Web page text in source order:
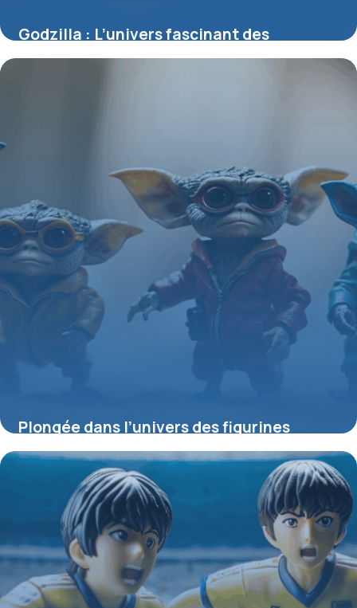
Godzilla : L’univers fascinant des
figurines du Roi des Monstres
Plongée dans l’univers des figurines
Gremlins : collection, raretés et
tendances
4 juillet 2025